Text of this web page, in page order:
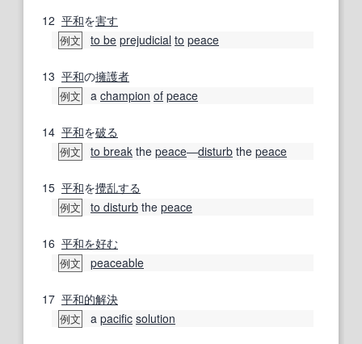
12 平和を害す
例文 to be prejudicial to peace
13 平和の擁護者
例文 a champion of peace
14 平和を破る
例文 to break the peace―disturb the peace
15 平和を攪乱する
例文 to disturb the peace
16 平和を好む
例文 peaceable
17 平和的解決
例文 a pacific solution